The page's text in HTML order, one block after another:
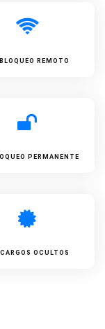
REMOTO
PERMANENTE
OCULTOS